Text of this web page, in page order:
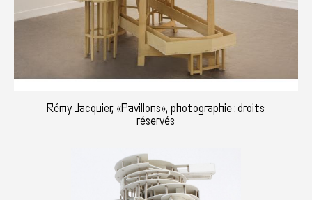
Rémy Jacquier, «Pavillons», photographie : droits
réservés